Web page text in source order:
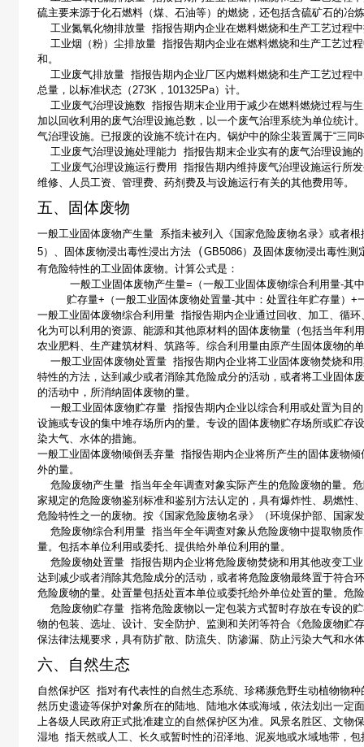
硫主要来源于化石燃料（煤、石油等）的燃烧，还包括含硫矿石的冶
工业氮氧化物排放量 指报告期内企业在燃料燃烧和生产工艺过程
工业烟（粉）尘排放量 指报告期内企业在燃料燃烧和生产工艺过
和。
工业废气排放量 指报告期内企业厂区内燃料燃烧和生产工艺过程
总量，以标准状态（273K ， 101325Pa）计。
工业废气治理设施数 指报告期末企业用于减少在燃料燃烧过程与
加以回收利用的废气治理设施总数，以一个废气治理系统为单位统计
气治理设施。已报废的设施不统计在内。锅炉中的除尘装置属于“三同
工业废气治理设施处理能力
指报告期末企业实有的废气治理设施
工业废气治理设施运行费用
指报告期内维持废气治理设施运行所
维修、人员工资、管理费、药剂费及与设施运行有关的其他费用等。
五、固体废物
一般工业固体废物产生量 系指未被列入《国家危险废物名录》或者
5）、固体废物浸出毒性浸出方法 （GB5086）及固体废物浸出毒性测
有危险特性的工业固体废物。 计算公式是：
一般工业固体废物产生量= （一般工业固体废物综合利用量-其
贮存量+ （一般工业固体废物处置量-其中：处置往年贮存量） +
一般工业固体废物综合利用量 指报告期内企业通过回收、加工、循
化为可以利用的资源、能源和其他原材料的固体废物量（包括当年利
农业肥料、生产建筑材料、筑路等。综合利用量由原产生固体废物的
一般工业固体废物处置量 指报告期内企业将工业固体废物焚烧和
特性的方法，达到减少或者消除其危险成分的活动，或者将工业固体
的活动中，所消纳固体废物的量。
一般工业固体废物贮存量 指报告期内企业以综合利用或处置为目
设施或专设的集中堆存场所内的量。专设的固体废物贮存场所或贮存
染大气、水体的措施。
一般工业固体废物倾倒丢弃量 指报告期内企业将所产生的固体废物
外的量。
危险废物产生量 指当年全年调查对象实际产生的危险废物的量。
家规定的危险废物鉴别标准和鉴别方法认定的，具有爆炸性、易燃性
危险特性之一的废物。按《国家危险废物名录》（环境保护部、
国家
危险废物综合利用量 指当年全年调查对象从危险废物中提取物质
量。包括本单位利用或委托、提供给外单位利用的量。
危险废物处置量 指报告期内企业将危险废物焚烧和用其他改变工
达到减少或者消除其危险成分的活动，或者将危险废物最终置于符合
危险废物的量。处置量包括处置本单位或委托给外单位处置的量。危
危险废物贮存量 指将危险废物以一定包装方式暂时存放在专设的
物的包装、选址、设计、安全防护、监测和关闭等符合《危险废物贮
保法律法规要求，具有防扩散、防流失、防渗漏、防止污染大气和水
六、自然生态
自然保护区 指对有代表性的自然生态系统、珍稀濒危野生动植物物
然历史遗迹等保护对象所在的陆地、陆地水体或海域，依法划出一定
上各级人民政府正式批准建立的自然保护区为准。风景名胜区、文物
湿地 指天然或人工、长久或暂时性的沼泽地、泥炭地或水域地带，